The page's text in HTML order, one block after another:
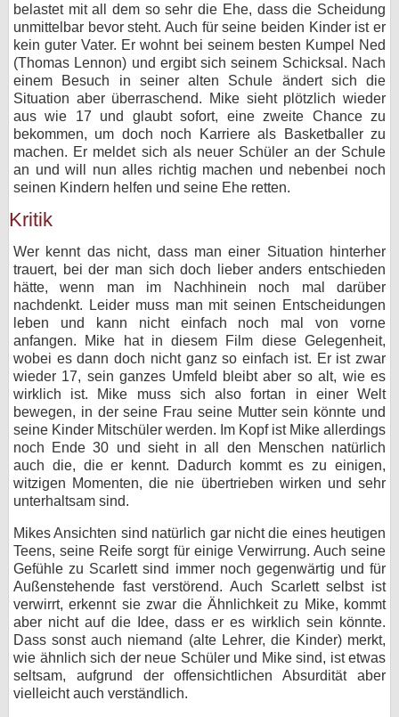
belastet mit all dem so sehr die Ehe, dass die Scheidung
unmittelbar bevor steht. Auch für seine beiden Kinder ist er
kein guter Vater. Er wohnt bei seinem besten Kumpel Ned
(Thomas Lennon) und ergibt sich seinem Schicksal. Nach
einem Besuch in seiner alten Schule ändert sich die
Situation aber überraschend. Mike sieht plötzlich wieder
aus wie 17 und glaubt sofort, eine zweite Chance zu
bekommen, um doch noch Karriere als Basketballer zu
machen. Er meldet sich als neuer Schüler an der Schule
an und will nun alles richtig machen und nebenbei noch
seinen Kindern helfen und seine Ehe retten.
Kritik
Wer kennt das nicht, dass man einer Situation hinterher
trauert, bei der man sich doch lieber anders entschieden
hätte, wenn man im Nachhinein noch mal darüber
nachdenkt. Leider muss man mit seinen Entscheidungen
leben und kann nicht einfach noch mal von vorne
anfangen. Mike hat in diesem Film diese Gelegenheit,
wobei es dann doch nicht ganz so einfach ist. Er ist zwar
wieder 17, sein ganzes Umfeld bleibt aber so alt, wie es
wirklich ist. Mike muss sich also fortan in einer Welt
bewegen, in der seine Frau seine Mutter sein könnte und
seine Kinder Mitschüler werden. Im Kopf ist Mike allerdings
noch Ende 30 und sieht in all den Menschen natürlich
auch die, die er kennt. Dadurch kommt es zu einigen,
witzigen Momenten, die nie übertrieben wirken und sehr
unterhaltsam sind.
Mikes Ansichten sind natürlich gar nicht die eines heutigen
Teens, seine Reife sorgt für einige Verwirrung. Auch seine
Gefühle zu Scarlett sind immer noch gegenwärtig und für
Außenstehende fast verstörend. Auch Scarlett selbst ist
verwirrt, erkennt sie zwar die Ähnlichkeit zu Mike, kommt
aber nicht auf die Idee, dass er es wirklich sein könnte.
Dass sonst auch niemand (alte Lehrer, die Kinder) merkt,
wie ähnlich sich der neue Schüler und Mike sind, ist etwas
seltsam, aufgrund der offensichtlichen Absurdität aber
vielleicht auch verständlich.